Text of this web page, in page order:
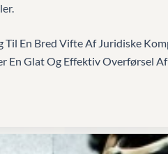
Til En Bred Vifte Af Juridiske
En Glat Og Effektiv Overførsel